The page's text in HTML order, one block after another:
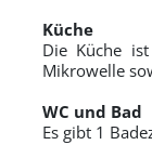
Küche
Die Küche
Mikrowelle
WC und Bad
Es gibt 1